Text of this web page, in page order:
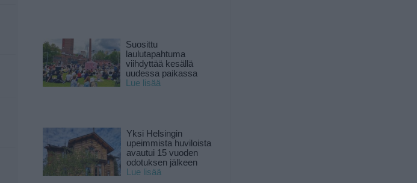
Suosittu
laulutapahtuma
viihdyttää kesällä
uudessa paikassa
Lue lisää
Yksi Helsingin
upeimmista huviloista
avautui 15 vuoden
odotuksen jälkeen
Lue lisää